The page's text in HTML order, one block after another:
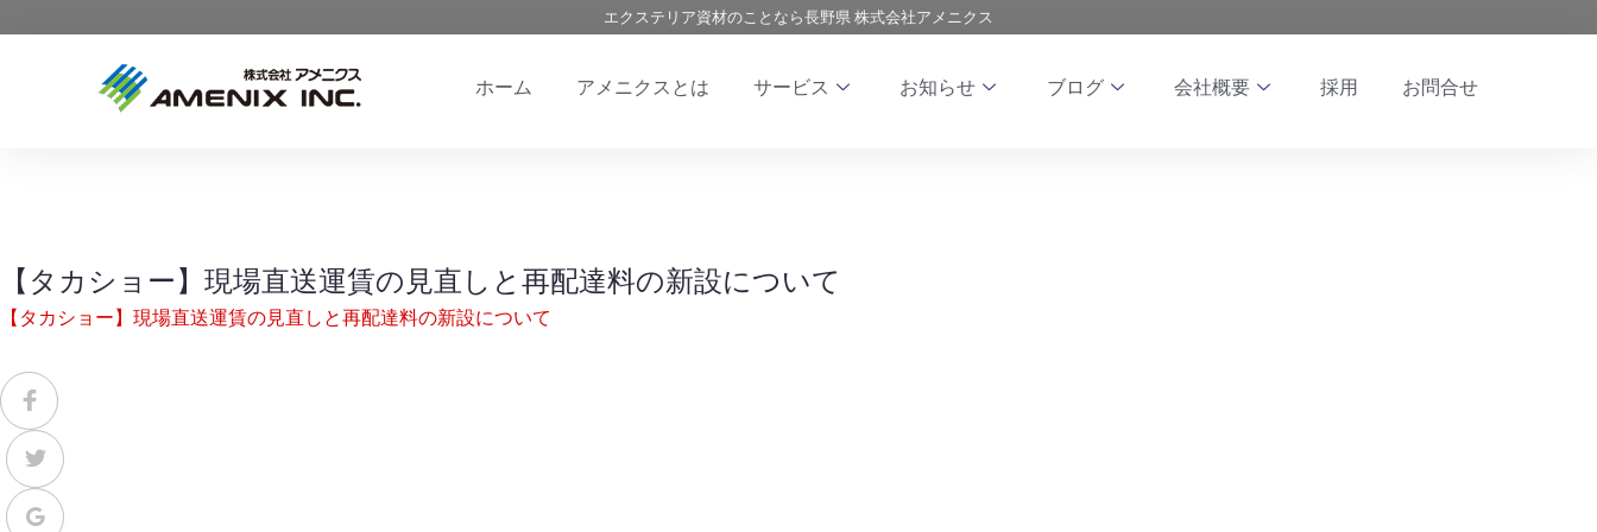
エクステリア資材のことなら長野県 株式会社アメニクス
ホーム アメニクスとは サービス お知らせ ブログ 会社概要 採用 お問合せ
【タカショー】現場直送運賃の見直しと再配達料の新設について
【タカショー】現場直送運賃の見直しと再配達料の新設について